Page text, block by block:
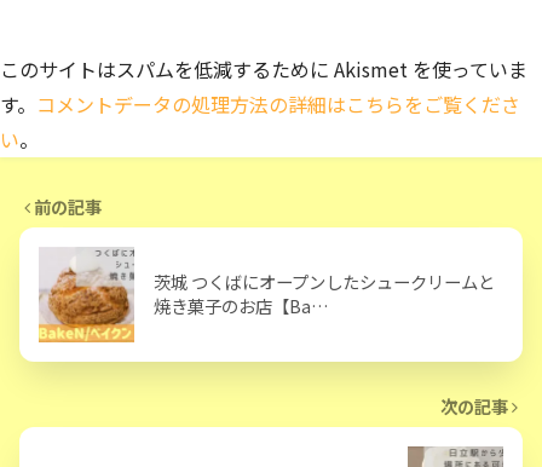
このサイトはスパムを低減するために Akismet を使っていま
す。 コメントデータの処理方法の詳細はこちらをご覧くださ
い。
前の記事
茨城 つくばにオープンしたシュークリームと
焼き菓子のお店【Ba…
次の記事